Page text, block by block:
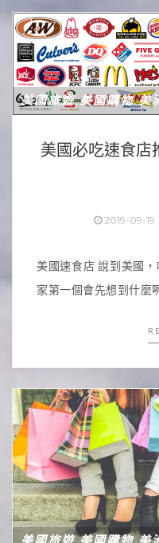
美國旅遊,美國購物,美
美國必吃速食店
2019-09-19
美國速食店 說到美國
家第一個會先想到什麼